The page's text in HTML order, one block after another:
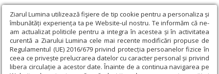
Ziarul Lumina utilizează fişiere de tip cookie pentru a personaliza și
îmbunătăți experiența ta pe Website-ul nostru. Te informăm că ne-
am actualizat politicile pentru a integra în acestea și în activitatea
curentă a Ziarului Lumina cele mai recente modificări propuse de
Regulamentul (UE) 2016/679 privind protecția persoanelor fizice în
ceea ce privește prelucrarea datelor cu caracter personal și privind
libera circulație a acestor date. Înainte de a continua navigarea pe